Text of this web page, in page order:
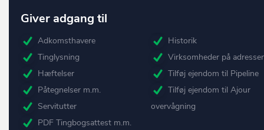
Giver adgang til
Adkomsthavere
Tinglysning
Hæftelser
Påtegnelser m.m.
Servitutter
PDF Tingbogsattest m.m.
Historik
Virksomheder på
Tilføj ejendom til Pipeline
Tilføj ejendom til Ajour
overvågning